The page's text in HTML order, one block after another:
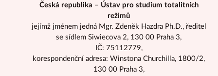
Česká republika – Ústav pro studium totalitních
režimů
jejímž jménem jedná Mgr. Zdeněk Hazdra Ph.D., ředitel
se sídlem Siwiecova 2, 130 00 Praha 3,
IČ: 75112779,
korespondenční adresa: Winstona Churchilla, 1800/2,
130 00 Praha 3,